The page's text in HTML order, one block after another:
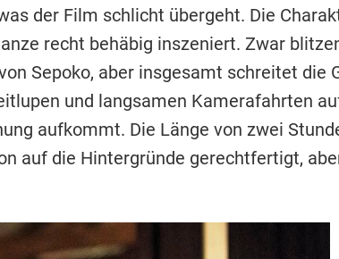
der Film schlicht übergeht. Die
recht behäbig inszeniert. Zwar
Sepoko, aber insgesamt schreitet die
und langsamen Kamerafahrten
aufkommt. Die Länge von zwei
auf die Hintergründe gerechtfertigt,